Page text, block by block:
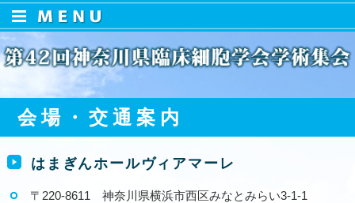
会場・交通案内
はまぎんホールヴィアマーレ
〒220-8611 神奈川県横浜市西区みなとみらい3-1-1